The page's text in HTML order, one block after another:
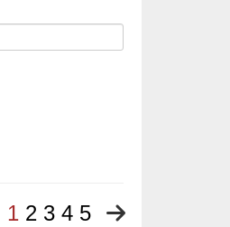
1 2 3 4 5